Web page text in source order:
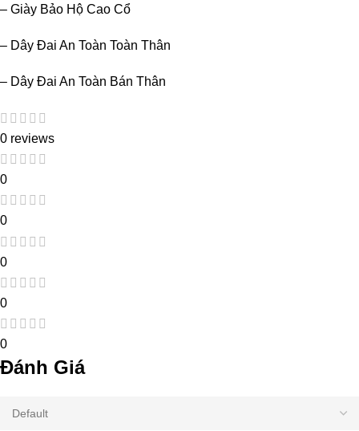
– Giày Bảo Hộ Cao Cổ
– Dây Đai An Toàn Toàn Thân
– Dây Đai An Toàn Bán Thân
0 reviews
0
0
0
0
0
Đánh Giá